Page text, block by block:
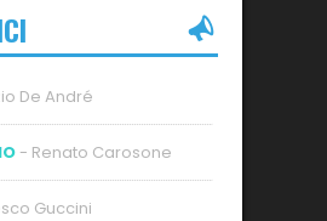
De André
- Renato Carosone
Guccini